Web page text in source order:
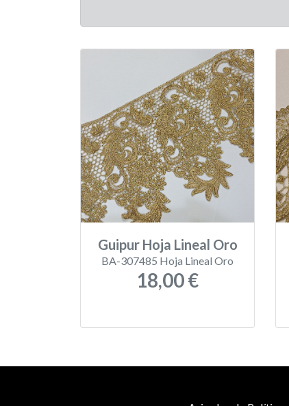
Guipur Hoja Lineal Oro
BA-307485 Hoja Lineal Oro
18,00 €